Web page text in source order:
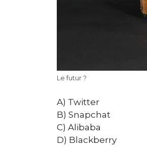
Le futur ?
A) Twitter
B) Snapchat
C) Alibaba
D) Blackberry